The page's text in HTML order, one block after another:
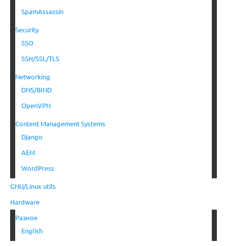
SpamAssassin
Security
SSO
SSH/SSL/TLS
Networking
DNS/BIND
OpenVPN
Content Management Systems
Django
AEM
WordPress
GNU/Linux utils
Hardware
Разное
English